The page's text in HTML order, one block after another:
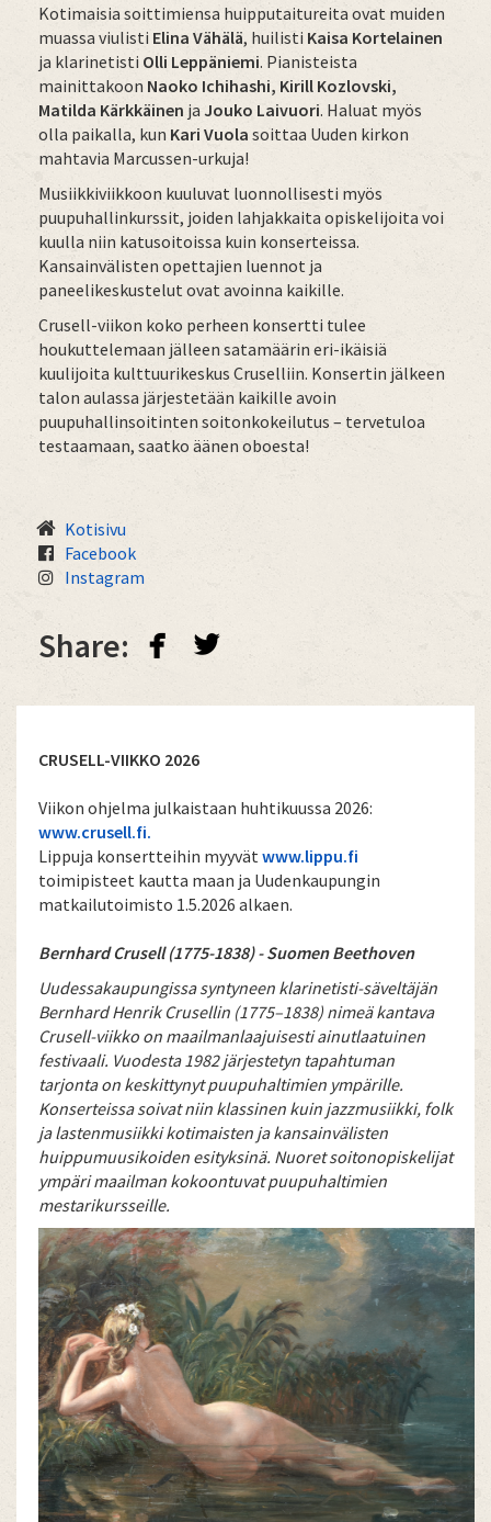
Kotimaisia soittimiensa huipputaitureita ovat muiden
muassa viulisti Elina Vähälä, huilisti Kaisa Kortelainen
ja klarinetisti Olli Leppäniemi. Pianisteista
mainittakoon Naoko Ichihashi, Kirill Kozlovski,
Matilda Kärkkäinen ja Jouko Laivuori. Haluat myös
olla paikalla, kun Kari Vuola soittaa Uuden kirkon
mahtavia Marcussen-urkuja!
Musiikkiviikkoon kuuluvat luonnollisesti myös
puupuhallinkurssit, joiden lahjakkaita opiskelijoita voi
kuulla niin katusoitoissa kuin konserteissa.
Kansainvälisten opettajien luennot ja
paneelikeskustelut ovat avoinna kaikille.
Crusell-viikon koko perheen konsertti tulee
houkuttelemaan jälleen satamäärin eri-ikäisiä
kuulijoita kulttuurikeskus Cruselliin. Konsertin jälkeen
talon aulassa järjestetään kaikille avoin
puupuhallinsoitinten soitonkokeilutus – tervetuloa
testaamaan, saatko äänen oboesta!
Kotisivu
Facebook
Instagram
Share: facebook twitterbird
CRUSELL-VIIKKO 2026
Viikon ohjelma julkaistaan huhtikuussa 2026:
www.crusell.fi.
Lippuja konsertteihin myyvät www.lippu.fi
toimipisteet kautta maan ja Uudenkaupungin
matkailutoimisto 1.5.2026 alkaen.
Bernhard Crusell (1775-1838) - Suomen Beethoven
Uudessakaupungissa syntyneen klarinetisti-säveltäjän
Bernhard Henrik Crusellin (1775–1838) nimeä kantava
Crusell-viikko on maailmanlaajuisesti ainutlaatuinen
festivaali. Vuodesta 1982 järjestetyn tapahtuman
tarjonta on keskittynyt puupuhaltimien ympärille.
Konserteissa soivat niin klassinen kuin jazzmusiikki, folk
ja lastenmusiikki kotimaisten ja kansainvälisten
huippumuusikoiden esityksinä. Nuoret soitonopiskelijat
ympäri maailman kokoontuvat puupuhaltimien
mestarikursseille.